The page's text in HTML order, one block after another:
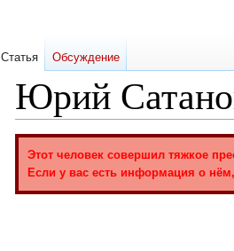
Юрий
навигации
Этот человек совершил тяжкое
Если у вас есть информация о
Статья Обсуждение